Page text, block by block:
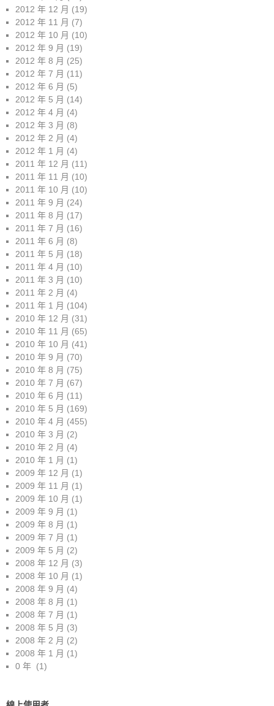
2012 年 12 月 (19)
2012 年 11 月 (7)
2012 年 10 月 (10)
2012 年 9 月 (19)
2012 年 8 月 (25)
2012 年 7 月 (11)
2012 年 6 月 (5)
2012 年 5 月 (14)
2012 年 4 月 (4)
2012 年 3 月 (8)
2012 年 2 月 (4)
2012 年 1 月 (4)
2011 年 12 月 (11)
2011 年 11 月 (10)
2011 年 10 月 (10)
2011 年 9 月 (24)
2011 年 8 月 (17)
2011 年 7 月 (16)
2011 年 6 月 (8)
2011 年 5 月 (18)
2011 年 4 月 (10)
2011 年 3 月 (10)
2011 年 2 月 (4)
2011 年 1 月 (104)
2010 年 12 月 (31)
2010 年 11 月 (65)
2010 年 10 月 (41)
2010 年 9 月 (70)
2010 年 8 月 (75)
2010 年 7 月 (67)
2010 年 6 月 (11)
2010 年 5 月 (169)
2010 年 4 月 (455)
2010 年 3 月 (2)
2010 年 2 月 (4)
2010 年 1 月 (1)
2009 年 12 月 (1)
2009 年 11 月 (1)
2009 年 10 月 (1)
2009 年 9 月 (1)
2009 年 8 月 (1)
2009 年 7 月 (1)
2009 年 5 月 (2)
2008 年 12 月 (3)
2008 年 10 月 (1)
2008 年 9 月 (4)
2008 年 8 月 (1)
2008 年 7 月 (1)
2008 年 5 月 (3)
2008 年 2 月 (2)
2008 年 1 月 (1)
0 年 (1)